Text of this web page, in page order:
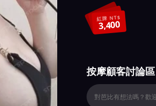
紅牌 NT$
3,400
按摩顧客討論區